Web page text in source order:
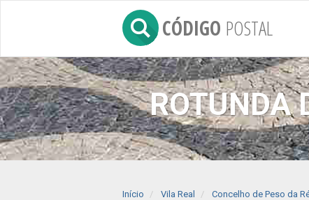
CÓDIGO POSTAL
ROTUNDA
Início Vila Real Concelho de Peso da